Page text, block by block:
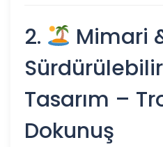
2.
Mimari
Sürdürülebilir
Tasarım –
Dokunuş